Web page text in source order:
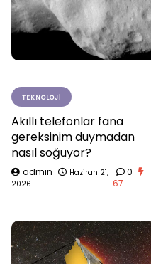
TEKNOLOJI
Akıllı telefonlar fana
gereksinim duymadan
nasıl soğuyor?
admin
Haziran 21,
2026
0
67